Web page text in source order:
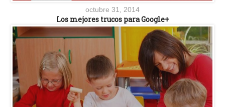
octubre 31, 2014
Los mejores trucos para Google+